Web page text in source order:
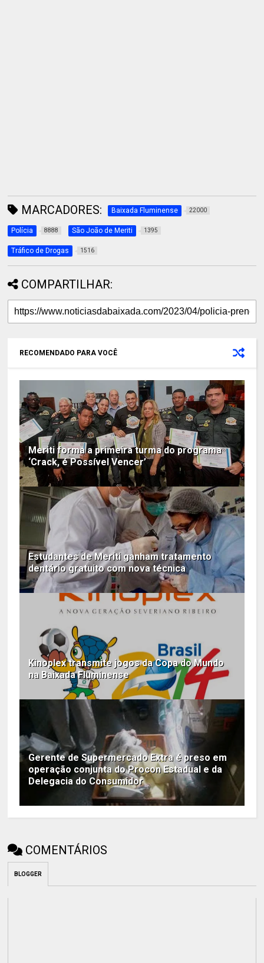
MARCADORES: Baixada Fluminense 22000
Polícia 8888 São João de Meriti 1395
Tráfico de Drogas 1516
COMPARTILHAR:
RECOMENDADO PARA VOCÊ
Meriti forma a primeira turma do programa
‘Crack, é Possível Vencer’
Estudantes de Meriti ganham tratamento
dentário gratuito com nova técnica
Kinoplex transmite jogos da Copa do Mundo
na Baixada Fluminense
Gerente de Supermercado Extra é preso em
operação conjunta do Procon Estadual e da
Delegacia do Consumidor
COMENTÁRIOS
BLOGGER